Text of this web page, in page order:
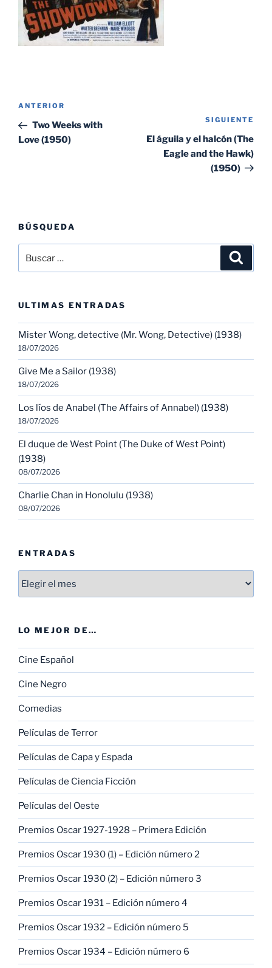
Navegación
entradas
Entrada
anterior:
ANTERIOR
Two Weeks with
Love (1950)
SIGUIENTE
El águila y el halcón (The
Eagle and the Hawk)
(1950)
BÚSQUEDA
por:
ULTIMAS ENTRADAS
Mister Wong, detective (Mr. Wong, Detective) (1938)
18/07/2026
Give Me a Sailor (1938)
18/07/2026
Los líos de Anabel (The Affairs of Annabel) (1938)
18/07/2026
El duque de West Point (The Duke of West Point)
(1938)
08/07/2026
Charlie Chan in Honolulu (1938)
08/07/2026
ENTRADAS
LO MEJOR DE…
Cine Español
Cine Negro
Comedias
Películas de Terror
Películas de Capa y Espada
Películas de Ciencia Ficción
Películas del Oeste
Premios Oscar 1927-1928 – Primera Edición
Premios Oscar 1930 (1) – Edición número 2
Premios Oscar 1930 (2) – Edición número 3
Premios Oscar 1931 – Edición número 4
Premios Oscar 1932 – Edición número 5
Premios Oscar 1934 – Edición número 6